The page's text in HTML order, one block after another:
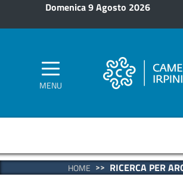
Salta al contenuto principale
Domenica 9 Agosto 2026
MENU
HOME RICERCA PER